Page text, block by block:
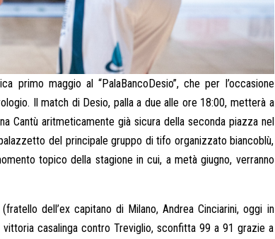
primo maggio al “PalaBancoDesio”, che per l’occasione
Il match di Desio, palla a due alle ore 18:00, metterà a
Cantù aritmeticamente già sicura della seconda piazza nel
del principale gruppo di tifo organizzato biancoblù,
topico della stagione in cui, a metà giugno, verranno
dell’ex capitano di Milano, Andrea Cinciarini, oggi in
casalinga contro Treviglio, sconfitta 99 a 91 grazie a